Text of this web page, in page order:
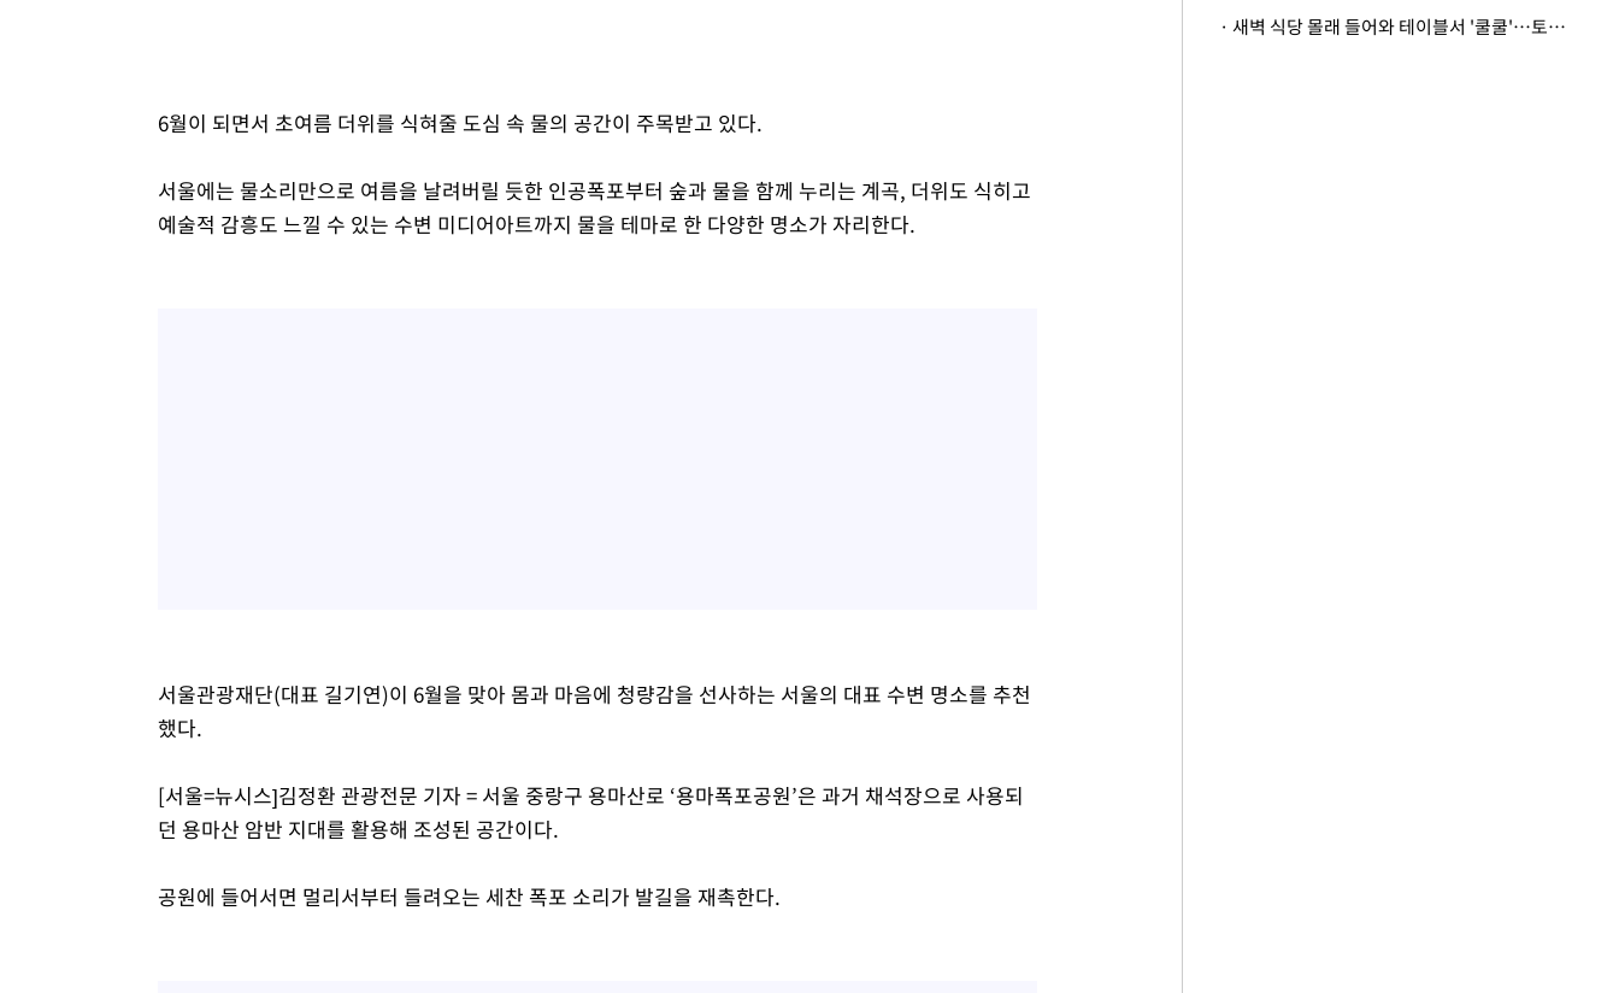
6월이 되면서 초여름 더위를 식혀줄 도심 속 물의 공간이 주목받고 있다.
서울에는 물소리만으로 여름을 날려버릴 듯한 인공폭포부터 숲과 물을 함께 누리는 계곡, 더위도 식히고
예술적 감흥도 느낄 수 있는 수변 미디어아트까지 물을 테마로 한 다양한 명소가 자리한다.
서울관광재단(대표 길기연)이 6월을 맞아 몸과 마음에 청량감을 선사하는 서울의 대표 수변 명소를 추천
했다.
[서울=뉴시스]김정환 관광전문 기자 = 서울 중랑구 용마산로 ‘용마폭포공원’은 과거 채석장으로 사용되
던 용마산 암반 지대를 활용해 조성된 공간이다.
공원에 들어서면 멀리서부터 들려오는 세찬 폭포 소리가 발길을 재촉한다.
· 새벽 식당 몰래 들어와 테이블서 '쿨쿨'…토사물 남기고 사라진 남성